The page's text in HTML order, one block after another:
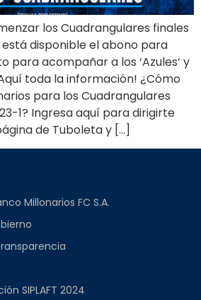
los Cuadrangulares finales
está disponible el abono para
para acompañar a los ‘Azules’ y
toda la información! ¿Cómo
para los Cuadrangulares
1? Ingresa aquí para dirigirte
de Tuboleta y […]
Millonarios FC S.A.
SIPLAFT 2024